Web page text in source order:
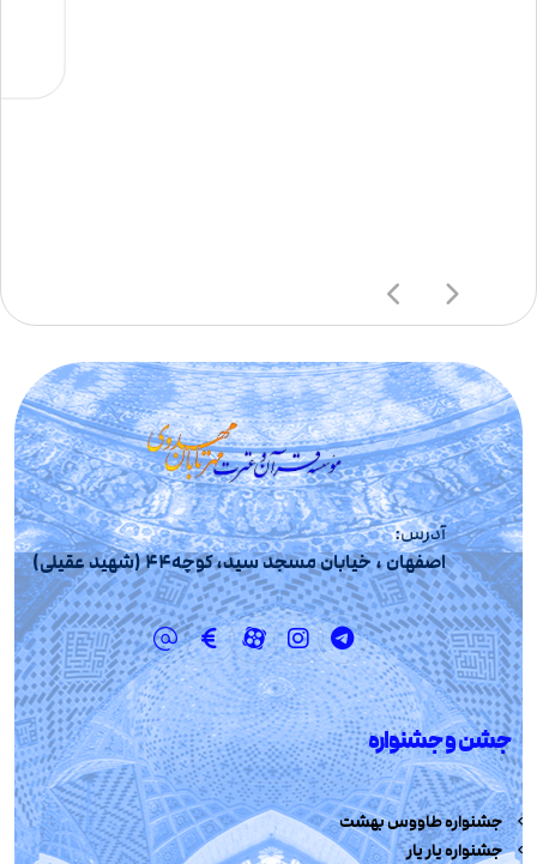
آدرس:
اصفهان ، خیابان مسجد سید، کوچه44 (شهید عقیلی)
جشن و جشنواره
جشنواره طاووس بهشت
جشنواره یار یار